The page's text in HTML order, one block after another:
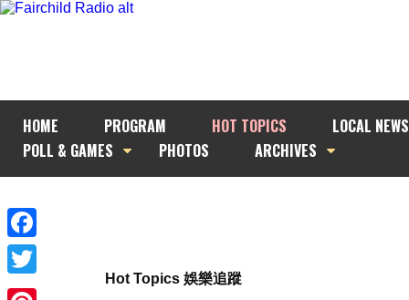
HOME PROGRAM HOT TOPICS
LOCAL NEWS
POLL & GAMES
PHOTOS ARCHIVES
Facebook
Twitter
Hot Topics 娛樂追蹤